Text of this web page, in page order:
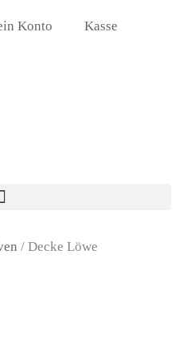
Konto Kasse
/ Decke Löwe